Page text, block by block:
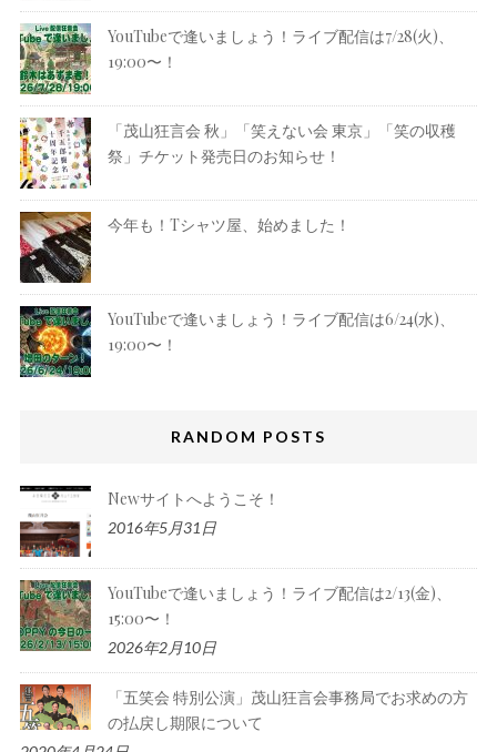
YouTubeで逢いましょう！ライブ配信は7/28(火)、
19:00〜！
「茂山狂言会 秋」「笑えない会 東京」「笑の収穫
祭」チケット発売日のお知らせ！
今年も！Tシャツ屋、始めました！
YouTubeで逢いましょう！ライブ配信は6/24(水)、
19:00〜！
RANDOM POSTS
Newサイトへようこそ！
2016年5月31日
YouTubeで逢いましょう！ライブ配信は2/13(金)、
15:00〜！
2026年2月10日
「五笑会 特別公演」茂山狂言会事務局でお求めの方
の払戻し期限について